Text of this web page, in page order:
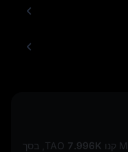
7.996K
TAO, בסך